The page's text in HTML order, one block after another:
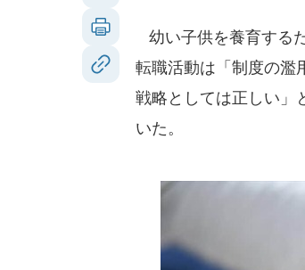
幼い子供を養育する
転職活動は「制度の濫
戦略としては正しい」
いた。